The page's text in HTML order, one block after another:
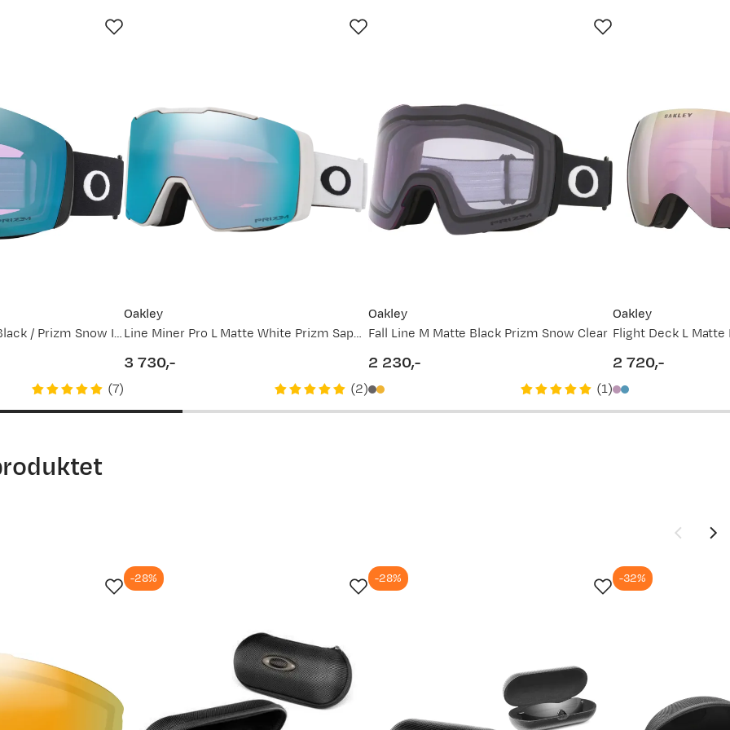
Ny pris
2 720,-
1 799,-
2 720,-
2 720,-
Flight Deck L Matte Black / Prizm Snow Iced Iridium
(7)
Oakley
Line Miner Pro L Matte White Prizm Sapphire & Prizm Iced
3 730,-
(2)
Oakley
Fall Line M Matte Black Prizm Snow Clear
2 230,-
(1)
Oakley
2 720,-
-28% -28% -32%